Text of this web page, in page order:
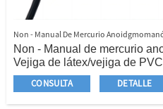
Non - Manual De Mercurio
Non - Manual de mercurio
Vejiga de látex/vejiga de PVC
Manguito de nylon/algodón
Holfo con anillo de metal/sin
Bombilla de látex/bombilla
CONSULTA DETALLE